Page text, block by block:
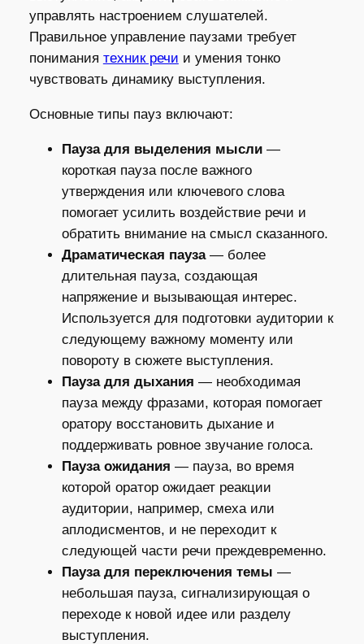
управлять настроением слушателей.
Правильное управление паузами требует
понимания техник речи и умения тонко
чувствовать динамику выступления.
Основные типы пауз включают:
Пауза для выделения мысли—
короткая пауза после важного
утверждения или ключевого слова
помогает усилить воздействие речи и
обратить внимание на смысл сказанного.
Драматическая пауза— более
длительная пауза, создающая
напряжение и вызывающая интерес.
Используется для подготовки аудитории к
следующему важному моменту или
повороту в сюжете выступления.
Пауза для дыхания — необходимая
пауза между фразами, которая помогает
оратору восстановить дыхание и
поддерживать ровное звучание голоса.
Пауза ожидания — пауза, во время
которой оратор ожидает реакции
аудитории, например, смеха или
аплодисментов, и не переходит к
следующей части речи преждевременно.
Пауза для переключения темы —
небольшая пауза, сигнализирующая о
переходе к новой идее или разделу
выступления.